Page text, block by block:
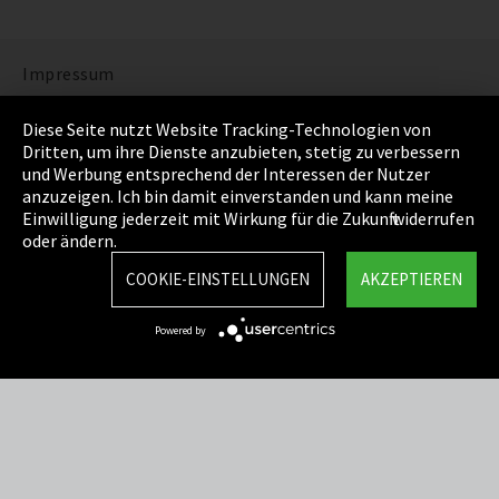
Impressum
Datenschutz
Cookie Einstellungen
AGB
Sitemap
EmpCo Richtlinie
Diese Seite nutzt Website Tracking-Technologien von
Dritten, um ihre Dienste anzubieten, stetig zu verbessern
und Werbung entsprechend der Interessen der Nutzer
anzuzeigen. Ich bin damit einverstanden und kann meine
Einwilligung jederzeit mit Wirkung für die Zukunft widerrufen
oder ändern.
AKZEPTIEREN
COOKIE-EINSTELLUNGEN
Powered by